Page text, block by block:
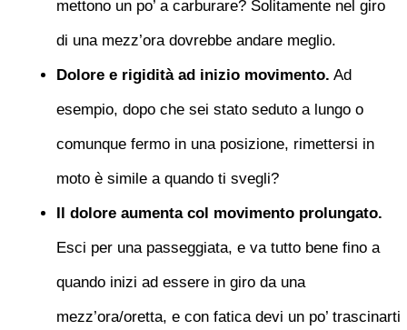
mettono un po’ a carburare? Solitamente nel giro
di una mezz’ora dovrebbe andare meglio.
Dolore e rigidità ad inizio movimento. Ad
esempio, dopo che sei stato seduto a lungo o
comunque fermo in una posizione, rimettersi in
moto è simile a quando ti svegli?
Il dolore aumenta col movimento prolungato.
Esci per una passeggiata, e va tutto bene fino a
quando inizi ad essere in giro da una
mezz’ora/oretta, e con fatica devi un po’ trascinarti